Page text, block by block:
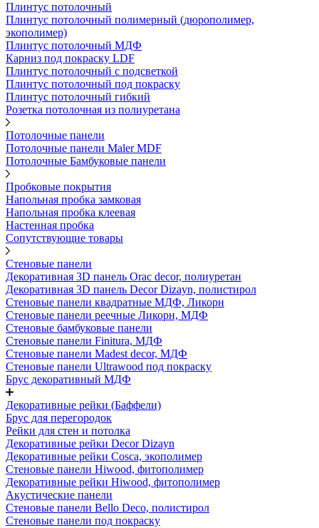
Плинтус потолочный
Плинтус потолочный полимерный (дюрополимер,
экополимер)
Плинтус потолочный МДФ
Карниз под покраску LDF
Плинтус потолочный с подсветкой
Плинтус потолочный под покраску
Плинтус потолочный гибкий
Розетка потолочная из полиуретана
Потолочные панели
Потолочные панели Maler MDF
Потолочные Бамбуковые панели
Пробковые покрытия
Напольная пробка замковая
Напольная пробка клеевая
Настенная пробка
Сопутствующие товары
Стеновые панели
Декоративная 3D панель Orac decor, полиуретан
Декоративная 3D панель Decor Dizayn, полистирол
Стеновые панели квадратные МДФ, Ликорн
Стеновые панели реечные Ликорн, МДФ
Стеновые бамбуковые панели
Стеновые панели Finitura, МДФ
Стеновые панели Madest decor, МДФ
Стеновые панели Ultrawood под покраску
Брус декоративный МДФ
Декоративные рейки (Баффели)
Брус для перегородок
Рейки для стен и потолка
Декоративные рейки Decor Dizayn
Декоративные рейки Cosca, экополимер
Стеновые панели Hiwood, фитополимер
Декоративные рейки Hiwood, фитополимер
Акустические панели
Стеновые панели Bello Deco, полистирол
Стеновые панели под покраску